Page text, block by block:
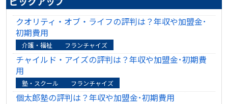
クオリティ・オブ・ライフの評判は？年収や加盟金･
初期費用
介護・福祉 フランチャイズ
チャイルド・アイズの評判は？年収や加盟金･初期費
用
塾・スクール フランチャイズ
個太郎塾の評判は？年収や加盟金･初期費用